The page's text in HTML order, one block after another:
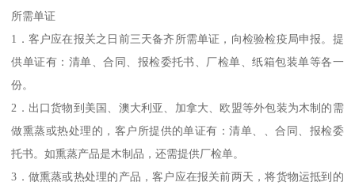
所需单证
1．客户应在报关之日前三天备齐所需单证，向检验检疫局申报。提
供单证有：清单、合同、报检委托书、厂检单、纸箱包装单等各一
份。
2．出口货物到美国、澳大利亚、加拿大、欧盟等外包装为木制的需
做熏蒸或热处理的，客户所提供的单证有：清单、、合同、报检委
托书。如熏蒸产品是木制品，还需提供厂检单。
3．做熏蒸或热处理的产品，客户应在报关前两天，将货物运抵到的